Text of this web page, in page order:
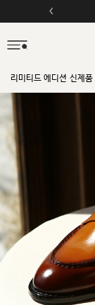
리미티드 에디션 신제품